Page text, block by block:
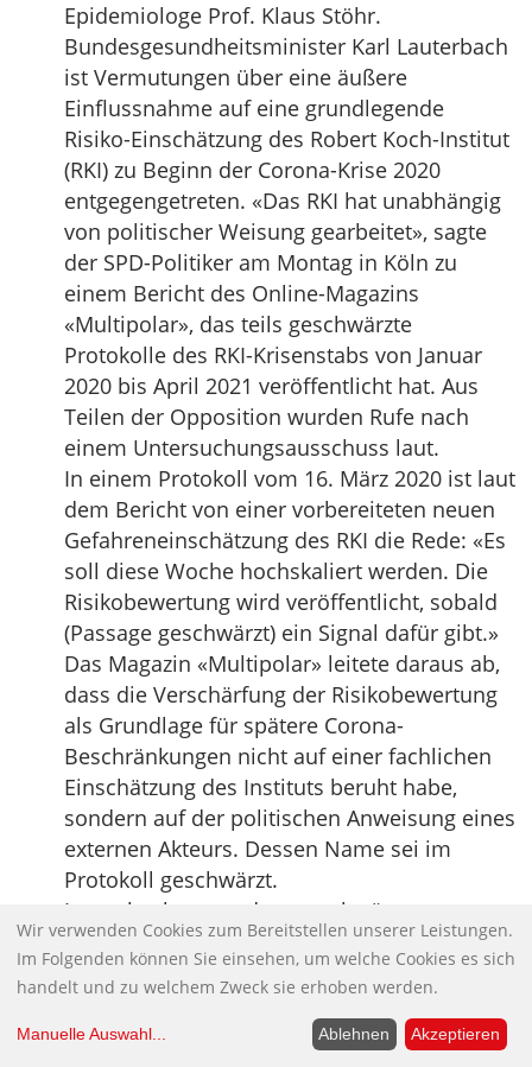
Epidemiologe Prof. Klaus Stöhr.
Bundesgesundheitsminister Karl Lauterbach
ist Vermutungen über eine äußere
Einflussnahme auf eine grundlegende
Risiko-Einschätzung des Robert Koch-Institut
(RKI) zu Beginn der Corona-Krise 2020
entgegengetreten. «Das RKI hat unabhängig
von politischer Weisung gearbeitet», sagte
der SPD-Politiker am Montag in Köln zu
einem Bericht des Online-Magazins
«Multipolar», das teils geschwärzte
Protokolle des RKI-Krisenstabs von Januar
2020 bis April 2021 veröffentlicht hat. Aus
Teilen der Opposition wurden Rufe nach
einem Untersuchungsausschuss laut.
In einem Protokoll vom 16. März 2020 ist laut
dem Bericht von einer vorbereiteten neuen
Gefahreneinschätzung des RKI die Rede: «Es
soll diese Woche hochskaliert werden. Die
Risikobewertung wird veröffentlicht, sobald
(Passage geschwärzt) ein Signal dafür gibt.»
Das Magazin «Multipolar» leitete daraus ab,
dass die Verschärfung der Risikobewertung
als Grundlage für spätere Corona-
Beschränkungen nicht auf einer fachlichen
Einschätzung des Instituts beruht habe,
sondern auf der politischen Anweisung eines
externen Akteurs. Dessen Name sei im
Protokoll geschwärzt.
Lauterbach sagte, der «geschwärzte
Mitarbeiter» sei ein Mitarbeiter des RKI. «Es
gab also keine politische Weisung, auf die
das RKI hier reagiert hätte.» Wenn es in den
Papieren Schwärzungen gebe, betreffe dies
Wir verwenden Cookies zum Bereitstellen unserer Leistungen.
Im Folgenden können Sie einsehen, um welche Cookies es sich
handelt und zu welchem Zweck sie erhoben werden.
Manuelle Auswahl... Ablehnen Akzeptieren